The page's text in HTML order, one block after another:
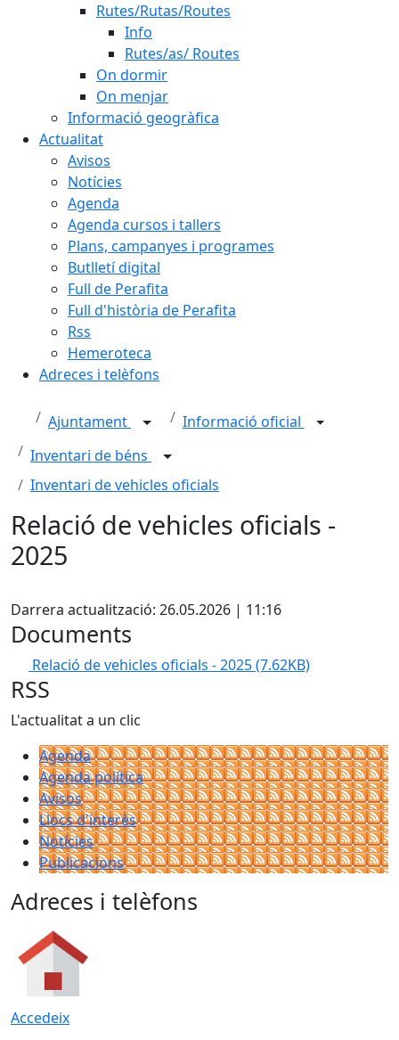
Rutes/Rutas/Routes
Info
Rutes/as/ Routes
On dormir
On menjar
Informació geogràfica
Actualitat
Avisos
Notícies
Agenda
Agenda cursos i tallers
Plans, campanyes i programes
Butlletí digital
Full de Perafita
Full d'història de Perafita
Rss
Hemeroteca
Adreces i telèfons
Ajuntament
Informació oficial
Inventari de béns
Inventari de vehicles oficials
Relació de vehicles oficials -
2025
Darrera actualització: 26.05.2026 | 11:16
Documents
Relació de vehicles oficials - 2025(7.62KB)
RSS
L'actualitat a un clic
Agenda
Agenda política
Avisos
Llocs d'interès
Notícies
Publicacions
Adreces i telèfons
Accedeix